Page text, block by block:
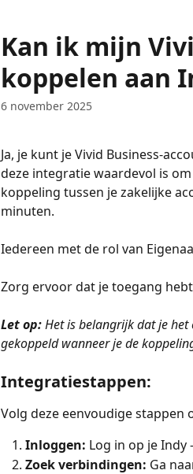
Kan ik mijn
koppelen aan
6 november 2025
Ja, je kunt je Vivid Business-
deze integratie waardevol is
koppeling tussen je zakelijke
minuten.
Iedereen met de rol van
Zorg ervoor dat je toegang
Let op: Het is belangrijk dat je
gekoppeld wanneer je de
Integratiestappen:
Volg deze eenvoudige stappen
Inloggen: Log in op je Indy
Zoek verbindingen: Ga